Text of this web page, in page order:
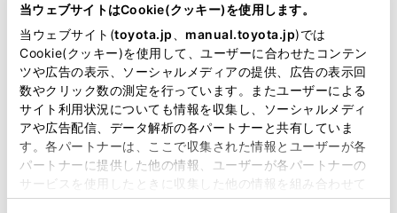
当ウェブサイトはCookie(クッキー)を使用します。
当ウェブサイト(toyota.jp manual.toyota.jp)では
Cookie(クッキー)を使用して、ユーザーに合わせたコンテン
ツや広告の表示、ソーシャルメディアの提供、広告の表示回
数やクリック数の測定を行っています。またユーザーによる
サイト利用状況についても情報を収集し、ソーシャルメディ
アや広告配信、データ解析の各パートナーと共有していま
す。各パートナーは、ここで収集された情報とユーザーが各
パートナーに提供した他の情報、ユーザーが各パートナーの
サービスを使用したときに収集した他の情報を組み合わせて
使用することがあります。当ウェブサイトの使用を続行する
エンジンタイプ ハイブリッド
駆動方式 2WD FF
即時予約